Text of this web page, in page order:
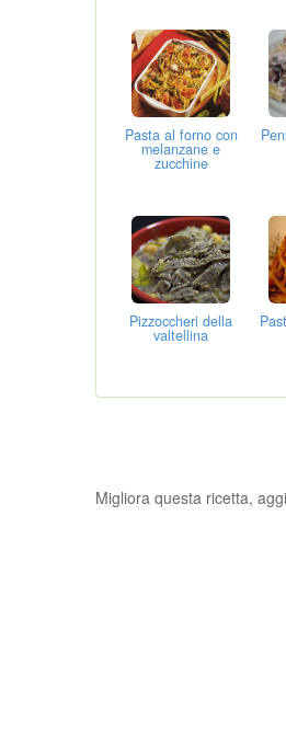
Pasta al forno con
melanzane e
zucchine
Pizzoccheri della
valtellina
Migliora questa ricetta,